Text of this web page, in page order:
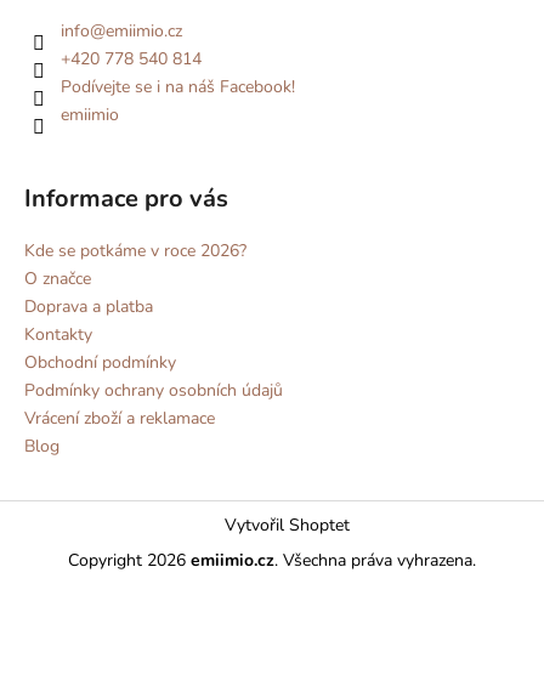
Informace pro vás
Kde se potkáme v roce 2026?
O značce
Doprava a platba
Kontakty
Obchodní podmínky
Podmínky ochrany osobních údajů
Vrácení zboží a reklamace
Blog
info@emiimio.cz
+420 778 540 814
Podívejte se i na náš Facebook!
emiimio
Vytvořil Shoptet
Copyright 2026 emiimio.cz. Všechna práva vyhrazena.